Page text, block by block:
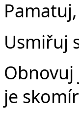
Usmiřuj
je